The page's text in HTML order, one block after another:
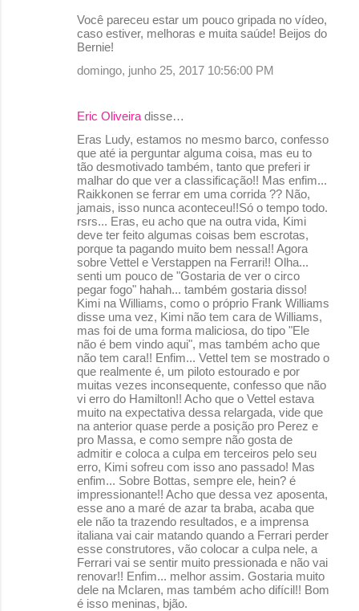
Você pareceu estar um pouco gripada no vídeo,
caso estiver, melhoras e muita saúde! Beijos do
Bernie!
domingo, junho 25, 2017 10:56:00 PM
Eric Oliveira disse…
Eras Ludy, estamos no mesmo barco, confesso
que até ia perguntar alguma coisa, mas eu to
tão desmotivado também, tanto que preferi ir
malhar do que ver a classificação!! Mas enfim...
Raikkonen se ferrar em uma corrida ?? Não,
jamais, isso nunca aconteceu!!Só o tempo todo.
rsrs... Eras, eu acho que na outra vida, Kimi
deve ter feito algumas coisas bem escrotas,
porque ta pagando muito bem nessa!! Agora
sobre Vettel e Verstappen na Ferrari!! Olha...
senti um pouco de "Gostaria de ver o circo
pegar fogo" hahah... também gostaria disso!
Kimi na Williams, como o próprio Frank Williams
disse uma vez, Kimi não tem cara de Williams,
mas foi de uma forma maliciosa, do tipo "Ele
não é bem vindo aqui", mas também acho que
não tem cara!! Enfim... Vettel tem se mostrado o
que realmente é, um piloto estourado e por
muitas vezes inconsequente, confesso que não
vi erro do Hamilton!! Acho que o Vettel estava
muito na expectativa dessa relargada, vide que
na anterior quase perde a posição pro Perez e
pro Massa, e como sempre não gosta de
admitir e coloca a culpa em terceiros pelo seu
erro, Kimi sofreu com isso ano passado! Mas
enfim... Sobre Bottas, sempre ele, hein? é
impressionante!! Acho que dessa vez aposenta,
esse ano a maré de azar ta braba, acaba que
ele não ta trazendo resultados, e a imprensa
italiana vai cair matando quando a Ferrari perder
esse construtores, vão colocar a culpa nele, a
Ferrari vai se sentir muito pressionada e não vai
renovar!! Enfim... melhor assim. Gostaria muito
dele na Mclaren, mas também acho difícil!! Bom
é isso meninas, bjão.